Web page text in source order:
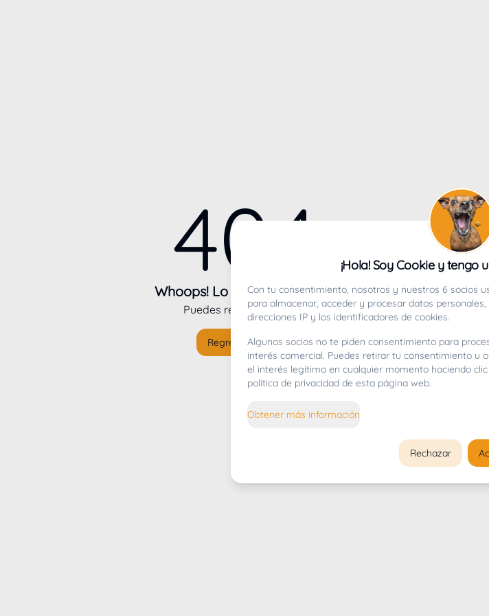
404
Whoops! Lo sentimos mucho.
Puedes regresar alinicio
Regresar al inicio
¡Hola! Soy Cookie y tengo
Con tu consentimiento, nosotros y nuestros 6 socios
para almacenar, acceder y procesar datos
direcciones IP y los identificadores de cookies.
Algunos socios no te piden consentimiento para
interés comercial. Puedes retirar tu consentimiento u
el interés legítimo en cualquier momento haciendo
política de privacidad de esta página web.
Obtener más información
Rechazar